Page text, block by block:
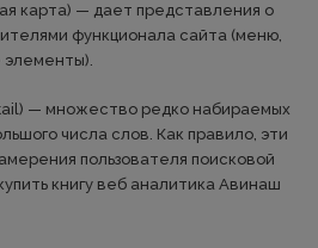
карта) — дает представления о
функционала сайта (меню,
элементы).
— множество редко набираемых
числа слов. Как правило, эти
пользователя поисковой
книгу веб аналитика Авинаш